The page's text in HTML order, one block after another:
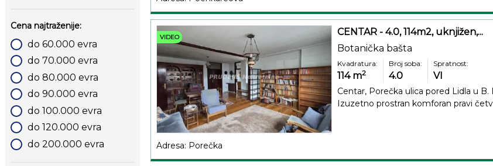
Cena najtraženije:
do 60.000 evra
do 70.000 evra
do 80.000 evra
do 90.000 evra
do 100.000 evra
do 120.000 evra
do 200.000 evra
VIDEO
CENTAR - 4.0, 114m2, uknjižen,...
Botanička bašta
Kvadratura:
114m2
Broj soba:
4.0
Spratnost:
VI
Centar, Porečka ulica pored Lidla u
Izuzetno prostran komforan pravi
Adresa: Porečka